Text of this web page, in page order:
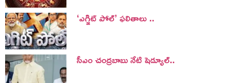
‘ఎగ్జిట్ పోల్’ ఫలితాలు ..
సీఎం చంద్రబాబు నేటి షెడ్యూల్..